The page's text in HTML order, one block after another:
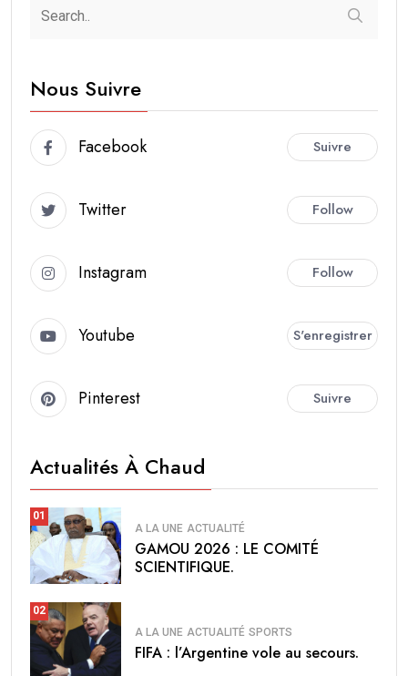
Nous Suivre
Facebook Suivre
Twitter Follow
Instagram Follow
Youtube S'enregistrer
Pinterest Suivre
Actualités À Chaud
01
A LA UNE ACTUALITÉ
GAMOU 2026 : LE COMITÉ
SCIENTIFIQUE.
02
A LA UNE ACTUALITÉ SPORTS
FIFA : l’Argentine vole au secours.